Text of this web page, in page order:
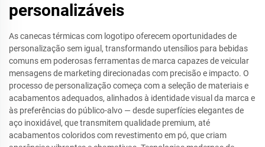
personalizáveis
As canecas térmicas com logotipo oferecem oportunidades de
personalização sem igual, transformando utensílios para bebidas
comuns em poderosas ferramentas de marca capazes de veicular
mensagens de marketing direcionadas com precisão e impacto. O
processo de personalização começa com a seleção de materiais e
acabamentos adequados, alinhados à identidade visual da marca e
às preferências do público-alvo — desde superfícies elegantes de
aço inoxidável, que transmitem qualidade premium, até
acabamentos coloridos com revestimento em pó, que criam